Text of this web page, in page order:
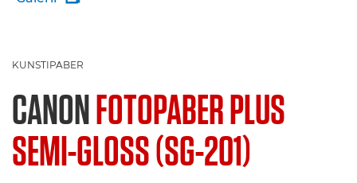
KUNSTIPABER
CANONFOTOPABER PLUS
SEMI-GLOSS (SG-201)